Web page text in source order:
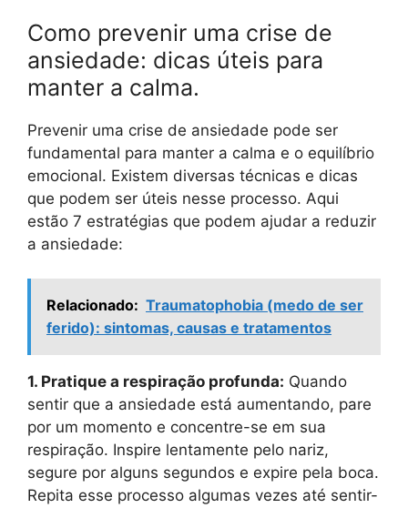
Como prevenir uma crise de
ansiedade: dicas úteis para
manter a calma.
Prevenir uma crise de ansiedade pode ser
fundamental para manter a calma e o equilíbrio
emocional. Existem diversas técnicas e dicas
que podem ser úteis nesse processo. Aqui
estão 7 estratégias que podem ajudar a reduzir
a ansiedade:
Relacionado: Traumatophobia (medo de ser
ferido): sintomas, causas e tratamentos
1. Pratique a respiração profunda: Quando
sentir que a ansiedade está aumentando, pare
por um momento e concentre-se em sua
respiração. Inspire lentamente pelo nariz,
segure por alguns segundos e expire pela boca.
Repita esse processo algumas vezes até sentir-